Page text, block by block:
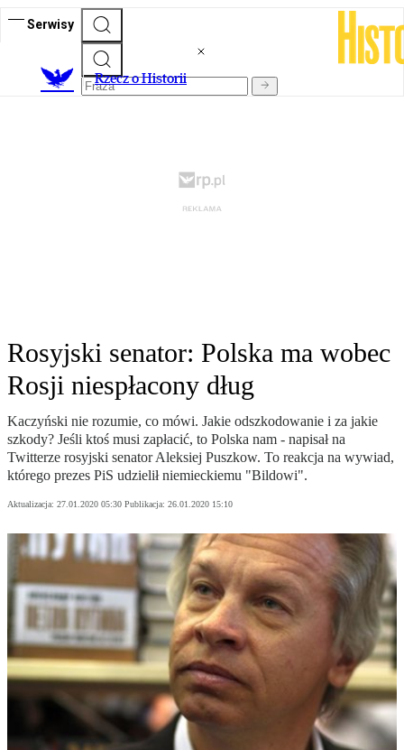
Serwisy
Rzecz o Historii
Rosyjski senator: Polska ma wobec
Rosji niespłacony dług
Kaczyński nie rozumie, co mówi. Jakie odszkodowanie i za jakie
szkody? Jeśli ktoś musi zapłacić, to Polska nam - napisał na
Twitterze rosyjski senator Aleksiej Puszkow. To reakcja na wywiad,
którego prezes PiS udzielił niemieckiemu "Bildowi".
Aktualizacja: 27.01.2020 05:30 Publikacja: 26.01.2020 15:10